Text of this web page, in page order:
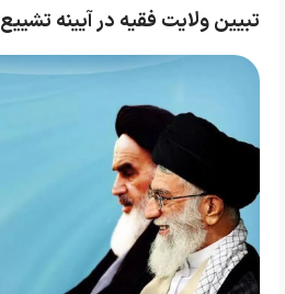
تبیین ولایت فقیه در آیینه تشییع